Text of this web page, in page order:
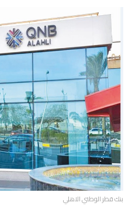
بنك قطر الوطني الاهلي